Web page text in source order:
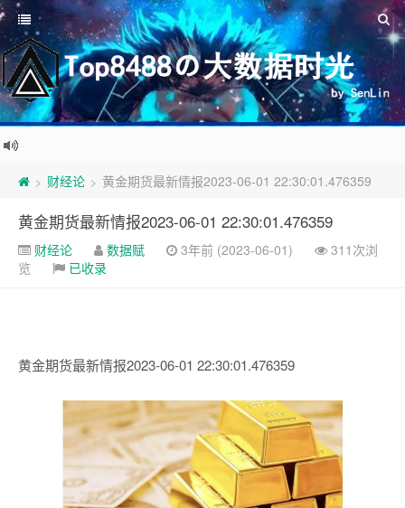
> 财经论 > 黄金期货最新情报2023-06-01 22:30:01.476359
黄金期货最新情报2023-06-01 22:30:01.476359
财经论 数据赋 3年前 (2023-06-01)
311次浏
览
已收录
黄金期货最新情报2023-06-01 22:30:01.476359